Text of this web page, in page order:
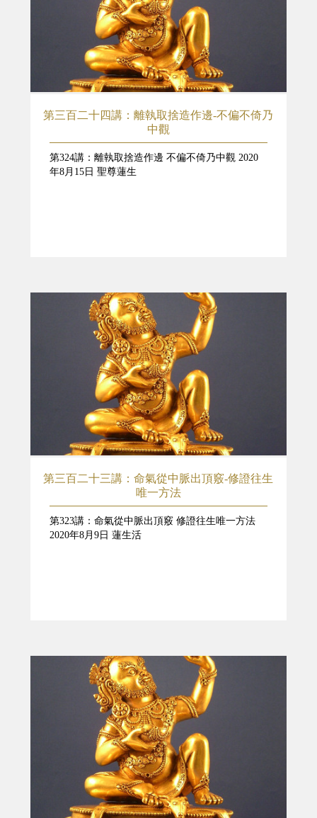
第三百二十四講：離執取捨造作邊-不偏不倚乃
中觀
第324講：離執取捨造作邊 不偏不倚乃中觀 2020
年8月15日 聖尊蓮生
第三百二十三講：命氣從中脈出頂竅-修證往生
唯一方法
第323講：命氣從中脈出頂竅 修證往生唯一方法
2020年8月9日 蓮生活